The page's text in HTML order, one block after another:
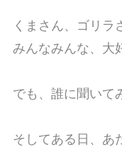
くまさん、ゴリラ
みんなみんな、大
でも、誰に聞いて
そしてある日、あ